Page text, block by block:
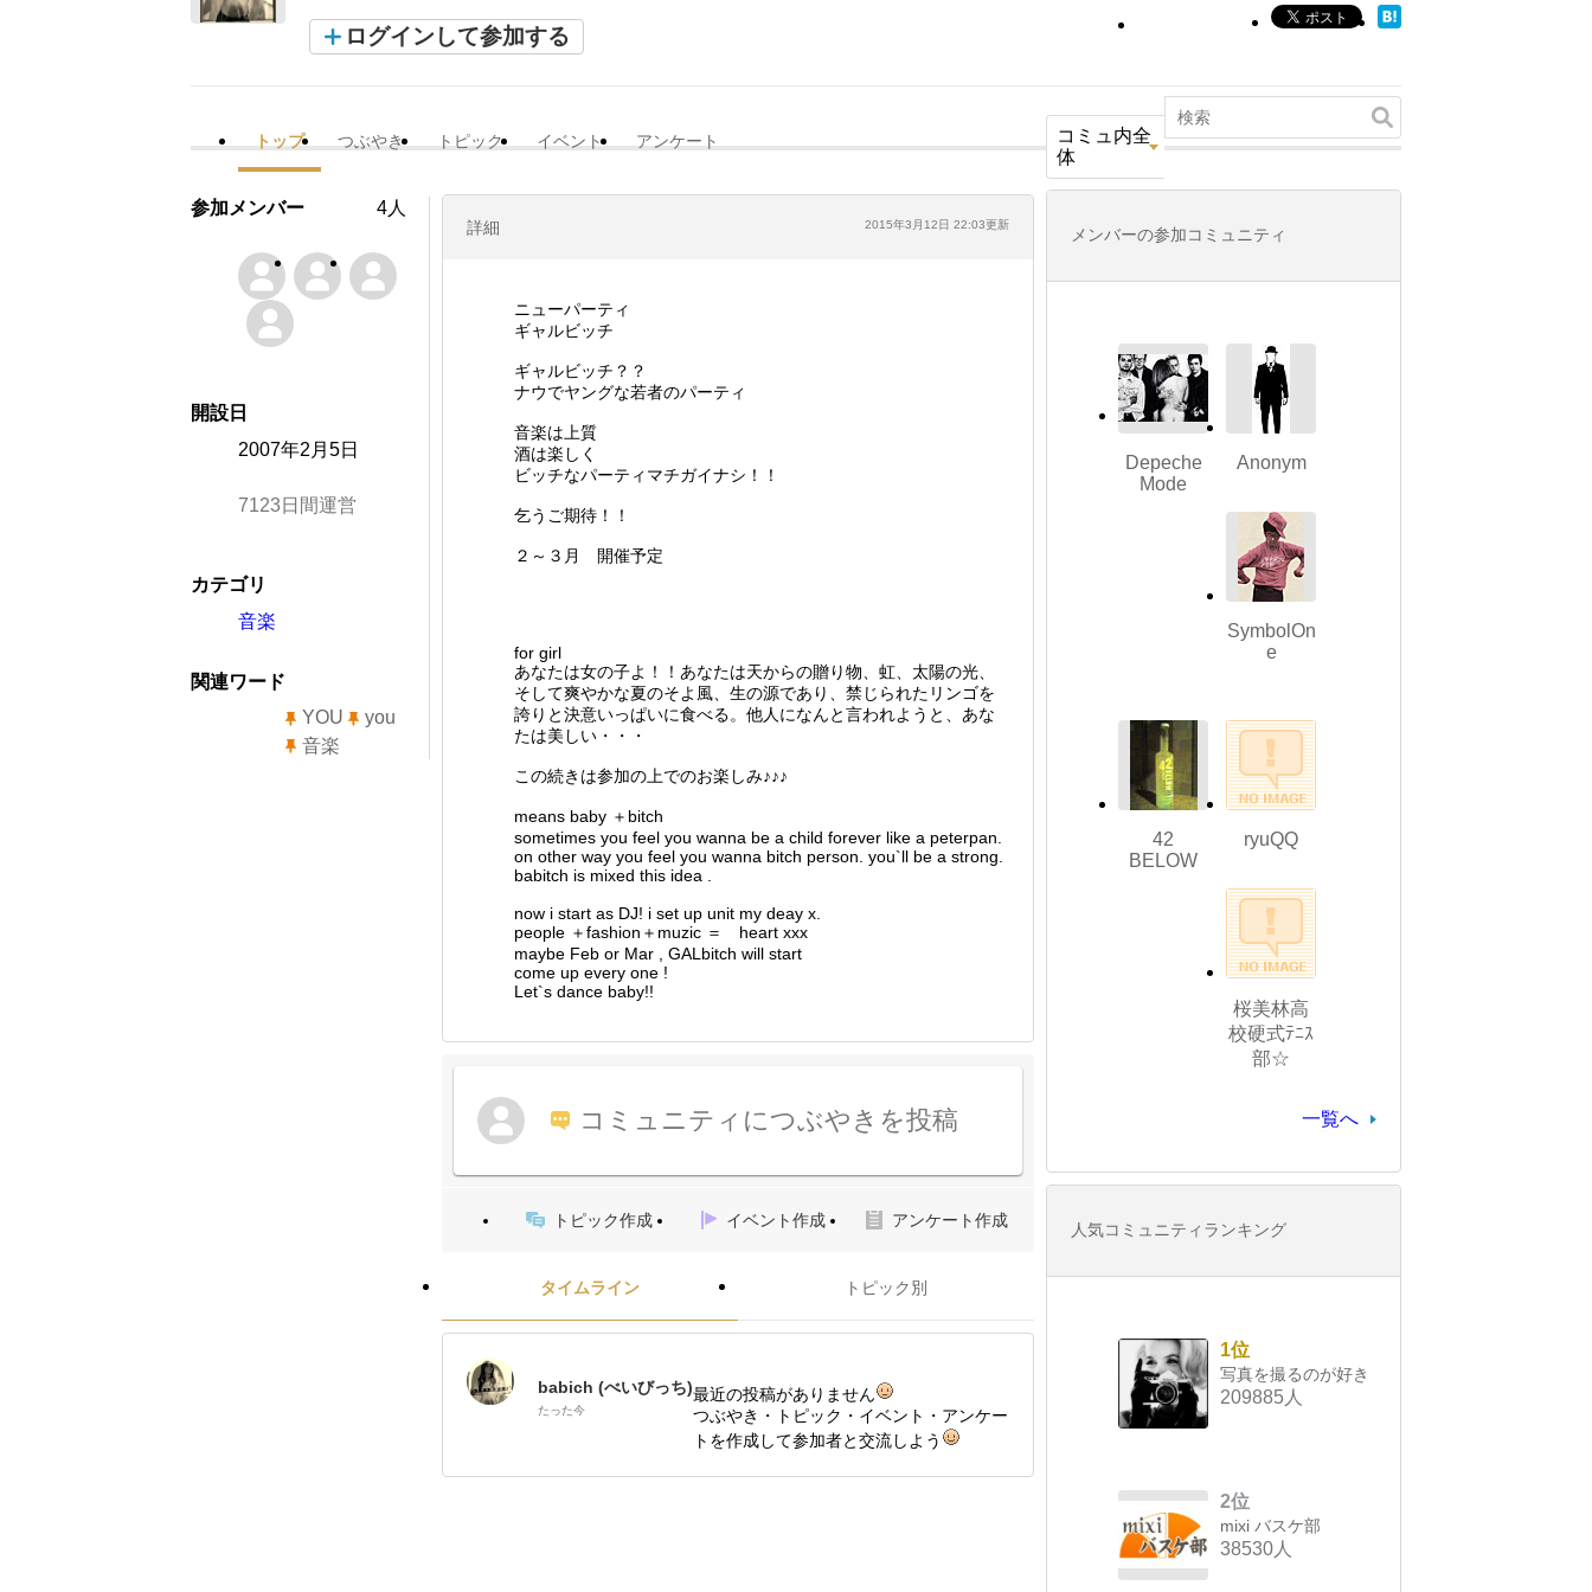
ログインして参加する
トップ つぶやき トピック イベント アンケート
コミュ内全
体
詳細 2015年3月12日 22:03更新
ニューパーティ
ギャルビッチ
ギャルビッチ？？
ナウでヤングな若者のパーティ
音楽は上質
酒は楽しく
ビッチなパーティマチガイナシ！！
乞うご期待！！
２～３月 開催予定
for girl
あなたは女の子よ！！あなたは天からの贈り物、虹、太陽の光、
そして爽やかな夏のそよ風、生の源であり、禁じられたリンゴを
誇りと決意いっぱいに食べる。他人になんと言われようと、あな
たは美しい・・・
この続きは参加の上でのお楽しみ♪♪♪
means baby ＋bitch
sometimes you feel you wanna be a child forever like a peterpan.
on other way you feel you wanna bitch person. you`ll be a strong.
babitch is mixed this idea .
now i start as DJ! i set up unit my deay x.
people ＋fashion＋muzic ＝ heart xxx
maybe Feb or Mar , GALbitch will start
come up every one !
Let`s dance baby!!
コミュニティにつぶやきを投稿
トピック作成 イベント作成 アンケート作成
タイムライン トピック別
babich (べいびっち)
たった今
最近の投稿がありません
つぶやき・トピック・イベント・アンケー
トを作成して参加者と交流しよう
参加メンバー 4人
開設日
2007年2月5日
7123日間運営
カテゴリ
音楽
関連ワード
YOU
you
音楽
メンバーの参加コミュニティ
Depeche
Mode
Anonym
SymbolOn
e
42
BELOW
ryuQQ
桜美林高
校硬式ﾃﾆｽ
部☆
一覧へ
人気コミュニティランキング
1位
写真を撮るのが好き
209885人
2位
mixi バスケ部
38530人